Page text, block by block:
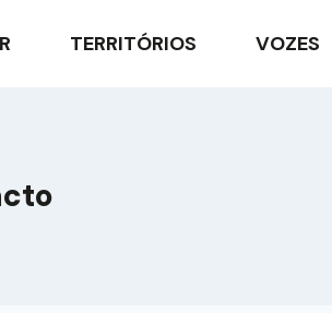
TERRITÓRIOS VOZES